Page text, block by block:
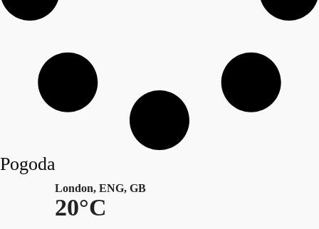
Pogoda
London, ENG, GB
20°C